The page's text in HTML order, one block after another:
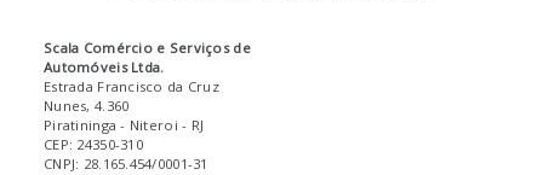
Scala Comércio e Serviços de
Automóveis Ltda.
Estrada Francisco da Cruz
Nunes, 4.360
Piratininga - Niteroi - RJ
CEP: 24350-310
CNPJ: 28.165.454/0001-31